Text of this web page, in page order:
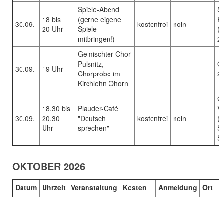
30.09.
18 bis
20 Uhr
Spiele-Abend
(gerne eigene
Spiele
mitbringen!)
kostenfrei nein
30.09. 19 Uhr
Gemischter Chor
Pulsnitz,
Chorprobe im
Kirchlehn Ohorn
-
30.09.
18.30 bis
20.30
Uhr
Plauder-Café
"Deutsch
sprechen"
kostenfrei nein
OKTOBER 2026
Datum Uhrzeit Veranstaltung Kosten Anmeldung Ort